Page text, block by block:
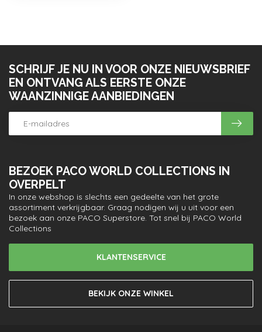
BEZOEK PACO WORLD COLLECTIONS IN
OVERPELT
In onze webshop is slechts een gedeelte van het grote
assortiment verkrijgbaar. Graag nodigen wij u uit voor een
bezoek aan onze PACO Superstore. Tot snel bij PACO World
Collections
KLANTENSERVICE
BEKIJK ONZE WINKEL
SCHRIJF JE NU IN VOOR ONZE NIEUWSBRIEF
EN ONTVANG ALS EERSTE ONZE
WAANZINNIGE AANBIEDINGEN